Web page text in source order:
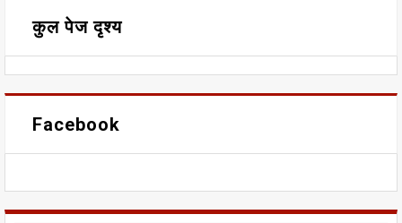
कुल पेज दृश्य
Facebook